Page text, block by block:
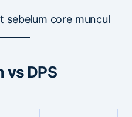
sebelum core muncul
vs DPS